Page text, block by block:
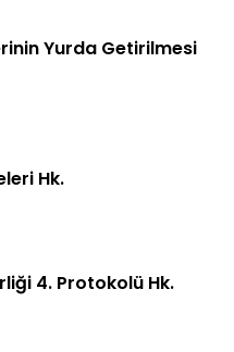
Yurda Getirilmesi
Hk.
4. Protokolü Hk.